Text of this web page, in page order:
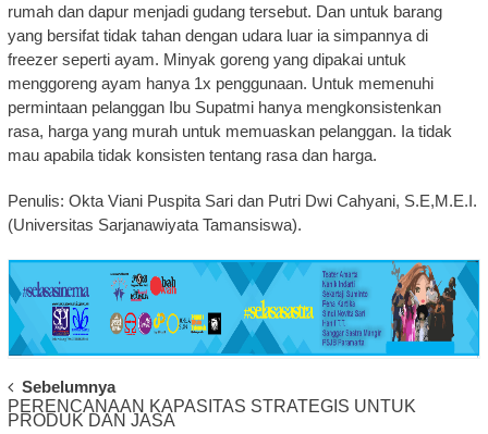
rumah dan dapur menjadi gudang tersebut. Dan untuk barang
yang bersifat tidak tahan dengan udara luar ia simpannya di
freezer seperti ayam. Minyak goreng yang dipakai untuk
menggoreng ayam hanya 1x penggunaan. Untuk memenuhi
permintaan pelanggan Ibu Supatmi hanya mengkonsistenkan
rasa, harga yang murah untuk memuaskan pelanggan. Ia tidak
mau apabila tidak konsisten tentang rasa dan harga.
Penulis: Okta Viani Puspita Sari dan Putri Dwi Cahyani, S.E,M.E.I.
(Universitas Sarjanawiyata Tamansiswa).
Post
Navigation
Sebelumnya
PERENCANAAN KAPASITAS STRATEGIS UNTUK
PRODUK DAN JASA